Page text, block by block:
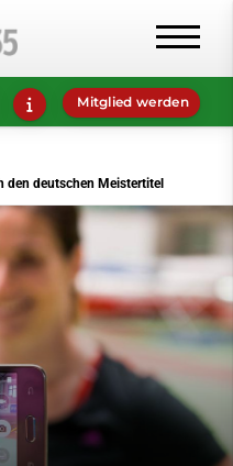
Mitglied werden
den deutschen Meistertitel